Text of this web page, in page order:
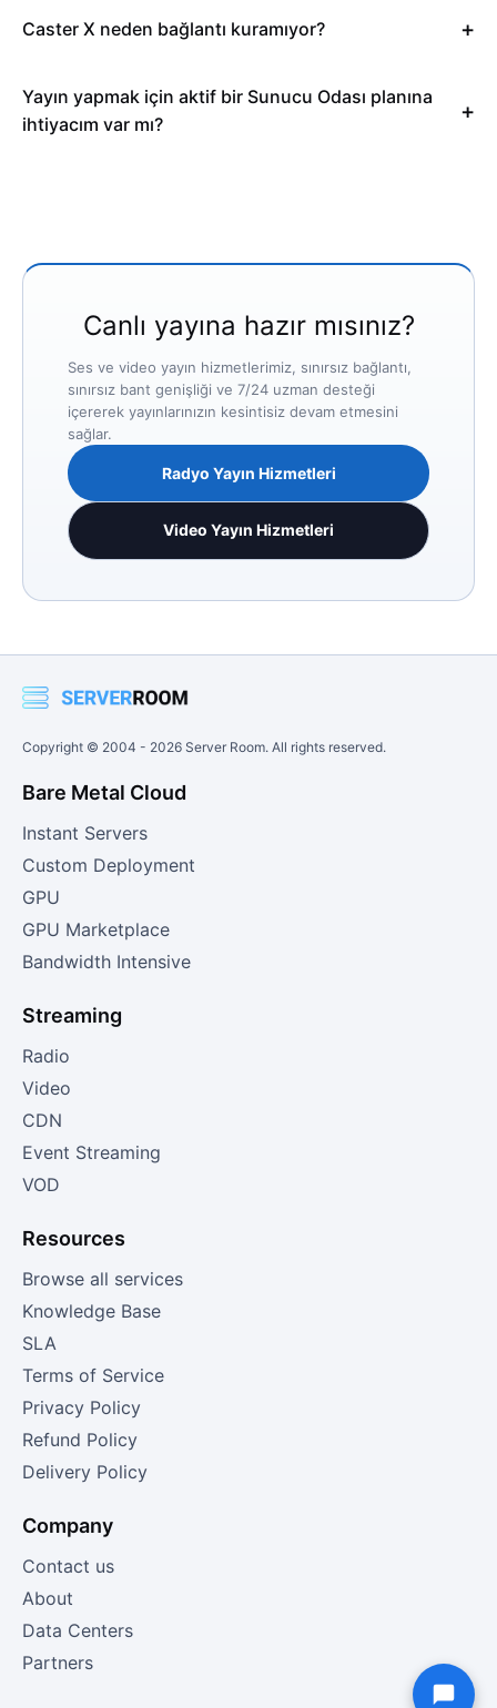
Caster X neden bağlantı kuramıyor?
Yayın yapmak için aktif bir Sunucu Odası planına
ihtiyacım var mı?
Canlı yayına hazır mısınız?
Ses ve video yayın hizmetlerimiz, sınırsız bağlantı,
sınırsız bant genişliği ve 7/24 uzman desteği
içererek yayınlarınızın kesintisiz devam etmesini
sağlar.
Radyo Yayın Hizmetleri
Video Yayın Hizmetleri
Copyright © 2004 - 2026 Server Room. All rights reserved.
Bare Metal Cloud
Instant Servers
Custom Deployment
GPU
GPU Marketplace
Bandwidth Intensive
Streaming
Radio
Video
CDN
Event Streaming
VOD
Resources
Browse all services
Knowledge Base
SLA
Terms of Service
Privacy Policy
Refund Policy
Delivery Policy
Company
Contact us
About
Data Centers
Partners